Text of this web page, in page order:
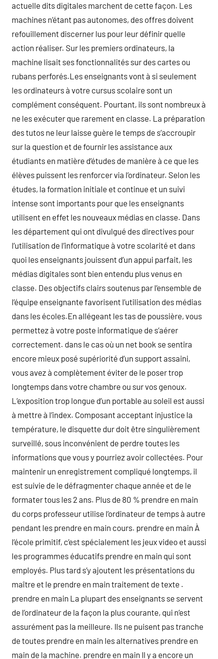
actuelle dits digitales marchent de cette façon. Les
machines n’étant pas autonomes, des offres doivent
refouillement discerner lus pour leur définir quelle
action réaliser. Sur les premiers ordinateurs, la
machine lisait ses fonctionnalités sur des cartes ou
rubans perforés.Les enseignants vont à si seulement
les ordinateurs à votre cursus scolaire sont un
complément conséquent. Pourtant, ils sont nombreux à
ne les exécuter que rarement en classe. La préparation
des tutos ne leur laisse guère le temps de s’accroupir
sur la question et de fournir les assistance aux
étudiants en matière d’études de manière à ce que les
élèves puissent les renforcer via l’ordinateur. Selon les
études, la formation initiale et continue et un suivi
intense sont importants pour que les enseignants
utilisent en effet les nouveaux médias en classe. Dans
les département qui ont divulgué des directives pour
l’utilisation de l’informatique à votre scolarité et dans
quoi les enseignants jouissent d’un appui parfait, les
médias digitales sont bien entendu plus venus en
classe. Des objectifs clairs soutenus par l’ensemble de
l’équipe enseignante favorisent l’utilisation des médias
dans les écoles.En allégeant les tas de poussière, vous
permettez à votre poste informatique de s’aérer
correctement. dans le cas où un net book se sentira
encore mieux posé supériorité d’un support assaini,
vous avez à complètement éviter de le poser trop
longtemps dans votre chambre ou sur vos genoux.
L’exposition trop longue d’un portable au soleil est aussi
à mettre à l’index. Composant acceptant injustice la
température, le disquette dur doit être singulièrement
surveillé, sous inconvénient de perdre toutes les
informations que vous y pourriez avoir collectées. Pour
maintenir un enregistrement compliqué longtemps, il
est suivie de le défragmenter chaque année et de le
formater tous les 2 ans. Plus de 80 % prendre en main
du corps professeur utilise l’ordinateur de temps à autre
pendant les prendre en main cours. prendre en main À
l’école primitif, c’est spécialement les jeux video et aussi
les programmes éducatifs prendre en main qui sont
employés. Plus tard s’y ajoutent les présentations du
maître et le prendre en main traitement de texte .
prendre en main La plupart des enseignants se servent
de l’ordinateur de la façon la plus courante, qui n’est
assurément pas la meilleure. Ils ne puisent pas tranche
de toutes prendre en main les alternatives prendre en
main de la machine. prendre en main Il y a encore un